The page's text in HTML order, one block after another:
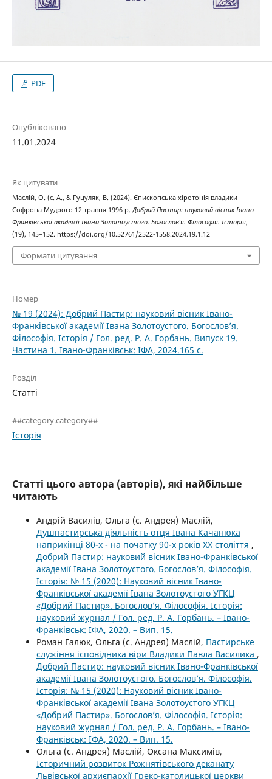
PDF
Опубліковано
11.01.2024
Як цитувати
Маслій, О. (с. А., & Гуцуляк, В. (2024). Єпископська хіротонія владики
Софрона Мудрого 12 травня 1996 р. Добрий Пастир: науковий вісник Івано-
Франківської академії Івана Золотоустого. Богослов’я. Філософія. Історія,
(19), 145–152. https://doi.org/10.52761/2522-1558.2024.19.1.12
Формати цитування
Номер
№ 19 (2024): Добрий Пастир: науковий вісник Івано-
Франківської академії Івана Золотоустого. Богослов’я.
Філософія. Історія / Гол. ред. Р. А. Горбань. Випуск 19.
Частина 1. Івано-Франківськ: ІФА, 2024.165 с.
Розділ
Статті
##category.category##
Історія
Статті цього автора (авторів), які найбільше
читають
Андрій Василів, Ольга (с. Андрея) Маслій,
Душпастирська діяльність отця Івана Качанюка
наприкінці 80-х - на початку 90-х років ХХ століття ,
Добрий Пастир: науковий вісник Івано-Франківської
академії Івана Золотоустого. Богослов’я. Філософія.
Історія: № 15 (2020): Науковий вісник Івано-
Франківської академії Івана Золотоустого УГКЦ
«Добрий Пастир». Богослов’я. Філософія. Історія:
науковий журнал / Гол. ред. Р. А. Горбань. – Івано-
Франківськ: ІФА, 2020. – Вип. 15.
Роман Галюк, Ольга (с. Андрея) Маслій, Пастирське
служіння ісповідника віри Владики Павла Василика ,
Добрий Пастир: науковий вісник Івано-Франківської
академії Івана Золотоустого. Богослов’я. Філософія.
Історія: № 15 (2020): Науковий вісник Івано-
Франківської академії Івана Золотоустого УГКЦ
«Добрий Пастир». Богослов’я. Філософія. Історія:
науковий журнал / Гол. ред. Р. А. Горбань. – Івано-
Франківськ: ІФА, 2020. – Вип. 15.
Ольга (с. Андрея) Маслій, Оксана Максимів,
Історичний розвиток Рожнятівського деканату
Львівської архиєпархії Греко-католицької церкви